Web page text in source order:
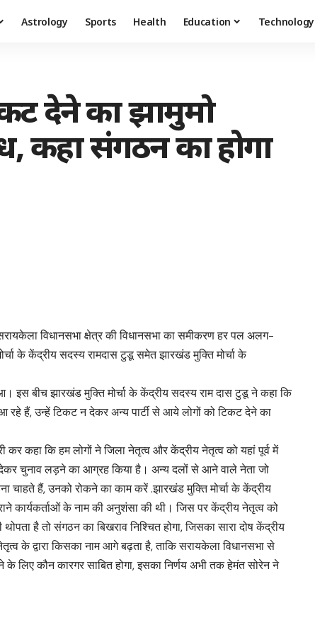
Astrology Sports Health Education Technology
देने का झामुमो
कहा संगठन का होगा
विधानसभा क्षेत्र की विधानसभा का समीकरण हर पल अलग-
के केंद्रीय सदस्य रामदास टुडू समेत झारखंड मुक्ति मोर्चा के
इस बीच झारखंड मुक्ति मोर्चा के केंद्रीय सदस्य राम दास टुडू ने कहा कि
रहे हैं, उन्हें टिकट न देकर अन्य पार्टी से आये लोगों को टिकट देने का
कर कहा कि हम लोगों ने जिला नेतृत्व और केंद्रीय नेतृत्व को यहां पूर्व में
देकर चुनाव लड़ने का आग्रह किया है। अन्य दलों से आने वाले नेता जो
चाहते हैं, उनको रोकने का काम करें .झारखंड मुक्ति मोर्चा के केंद्रीय
कार्यकर्ताओं के नाम की अनुशंसा की थी। जिस पर केंद्रीय नेतृत्व को
है तो संगठन का बिखराव निश्चित होगा, जिसका सारा दोष केंद्रीय
के द्वारा किसका नाम आगे बढ़ता है, ताकि सरायकेला विधानसभा से
लिए कौन कारगर साबित होगा, इसका निर्णय अभी तक हेमंत सोरेन ने